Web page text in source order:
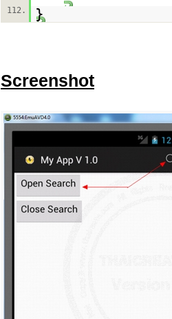
112.
}
Screenshot